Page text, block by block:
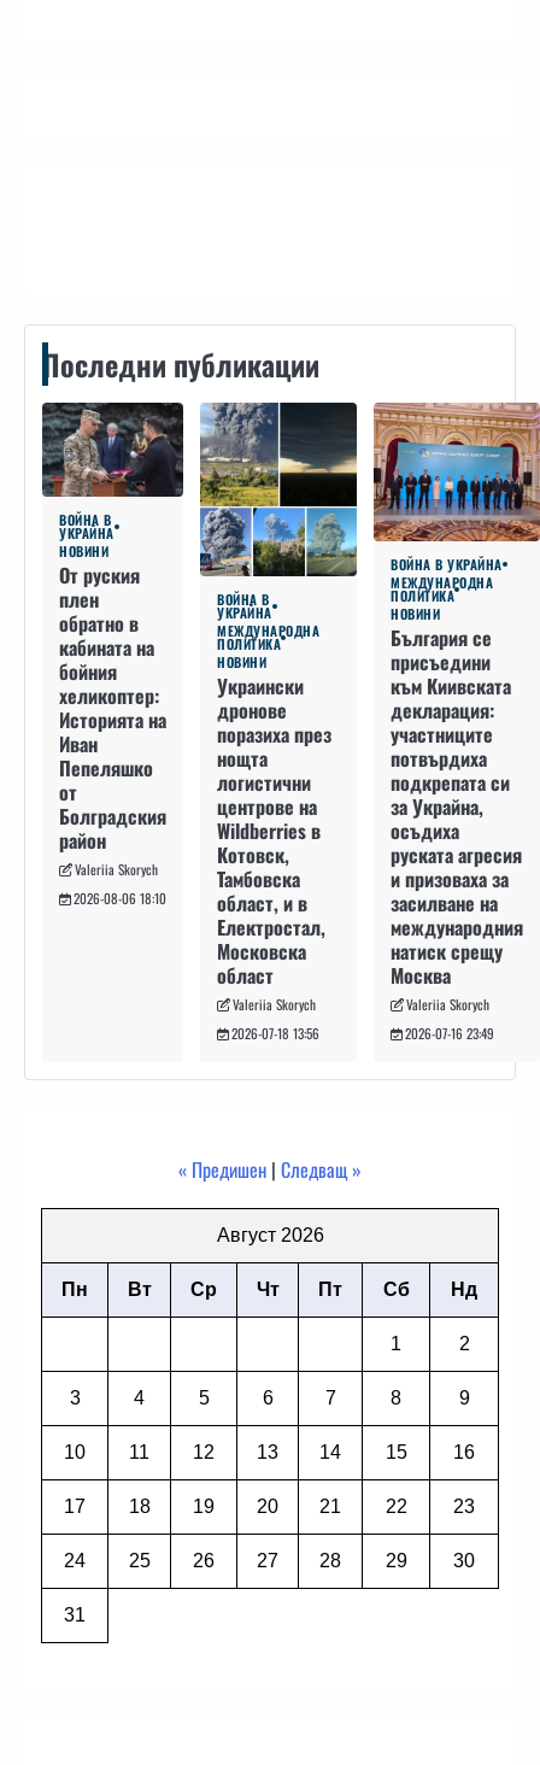
Последни публикации
ВОЙНА В
УКРАЙНА
НОВИНИ
От руския
плен
обратно в
кабината на
бойния
хеликоптер:
Историята на
Иван
Пепеляшко
от
Болградския
район
Valeriia Skorych
2026-08-06 18:10
ВОЙНА В
УКРАЙНА
МЕЖДУНАРОДНА
ПОЛИТИКА
НОВИНИ
Украински
дронове
поразиха през
нощта
логистични
центрове на
Wildberries в
Котовск,
Тамбовска
област, и в
Електростал,
Московска
област
Valeriia Skorych
2026-07-18 13:56
ВОЙНА В УКРАЙНА
МЕЖДУНАРОДНА
ПОЛИТИКА
НОВИНИ
България се
присъедини
към Киивската
декларация:
участниците
потвърдиха
подкрепата си
за Украйна,
осъдиха
руската агресия
и призоваха за
засилване на
международния
натиск срещу
Москва
Valeriia Skorych
2026-07-16 23:49
« Предишен | Следващ »
Август 2026
Пн Вт Ср Чт Пт Сб Нд
1 2
3 4 5 6 7 8 9
10 11 12 13 14 15 16
17 18 19 20 21 22 23
24 25 26 27 28 29 30
31